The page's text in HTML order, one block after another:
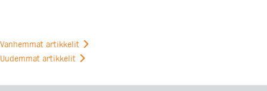
Artikkelien
Vanhemmat artikkelit
Uudemmat artikkelit